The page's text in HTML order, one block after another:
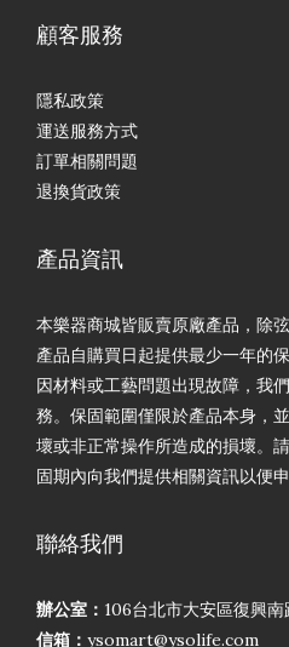
顧客服務
隱私政策
運送服務方式
訂單相關問題
退換貨政策
產品資訊
本樂器商城皆販賣原廠產品，除
產品自購買日起提供最少一年的
因材料或工藝問題出現故障，我
務。保固範圍僅限於產品本身，
壞或非正常操作所造成的損壞。
固期內向我們提供相關資訊以便申
聯絡我們
辦公室： 106台北市大安區復興
信箱： ysomart@ysolife.com